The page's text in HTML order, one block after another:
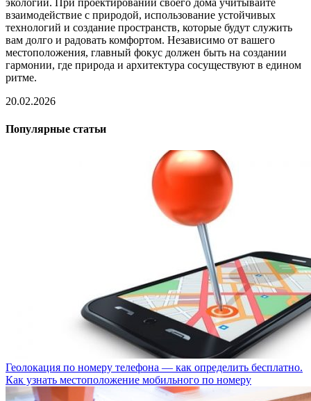
экологии. При проектировании своего дома учитывайте
взаимодействие с природой, использование устойчивых
технологий и создание пространств, которые будут служить
вам долго и радовать комфортом. Независимо от вашего
местоположения, главный фокус должен быть на создании
гармонии, где природа и архитектура сосуществуют в едином
ритме.
20.02.2026
Популярные статьи
Геолокация по номеру телефона — как определить бесплатно.
Как узнать местоположение мобильного по номеру